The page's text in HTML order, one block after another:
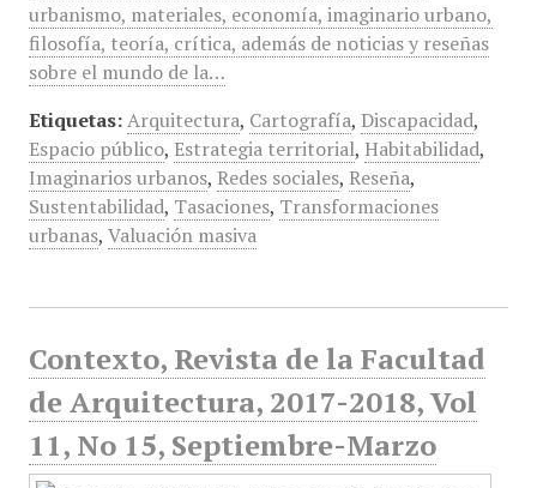
urbanismo, materiales, economía, imaginario urbano,
filosofía, teoría, crítica, además de noticias y reseñas
sobre el mundo de la…
Etiquetas: Arquitectura, Cartografía, Discapacidad,
Espacio público, Estrategia territorial, Habitabilidad,
Imaginarios urbanos, Redes sociales, Reseña,
Sustentabilidad, Tasaciones, Transformaciones
urbanas, Valuación masiva
Contexto, Revista de la Facultad
de Arquitectura, 2017-2018, Vol
11, No 15, Septiembre-Marzo